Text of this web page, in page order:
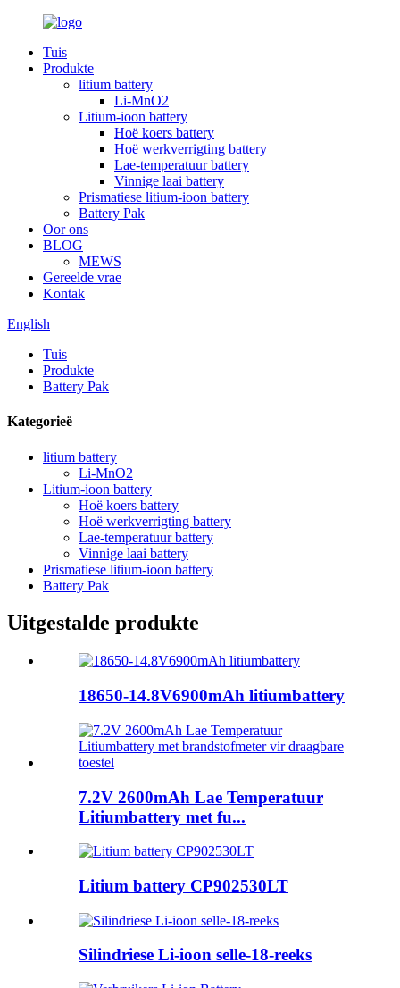
Tuis
Produkte
litium battery
Li-MnO2
Litium-ioon battery
Hoë koers battery
Hoë werkverrigting battery
Lae-temperatuur battery
Vinnige laai battery
Prismatiese litium-ioon battery
Battery Pak
Oor ons
BLOG
MEWS
Gereelde vrae
Kontak
English
Tuis
Produkte
Battery Pak
Kategorieë
litium battery
Li-MnO2
Litium-ioon battery
Hoë koers battery
Hoë werkverrigting battery
Lae-temperatuur battery
Vinnige laai battery
Prismatiese litium-ioon battery
Battery Pak
Uitgestalde produkte
18650-14.8V6900mAh litiumbattery
7.2V 2600mAh Lae Temperatuur
Litiumbattery met fu...
Litium battery CP902530LT
Silindriese Li-ioon selle-18-reeks